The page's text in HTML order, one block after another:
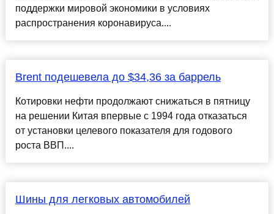
поддержки мировой экономики в условиях
распространения коронавируса....
Brent подешевела до $34,36 за баррель
Котировки нефти продолжают снижаться в пятницу
на решении Китая впервые с 1994 года отказаться
от установки целевого показателя для годового
роста ВВП....
Шины для легковых автомобилей